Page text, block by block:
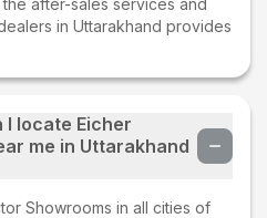
in Uttarakhand provides
I locate Eicher
me in Uttarakhand
Showrooms in all cities of